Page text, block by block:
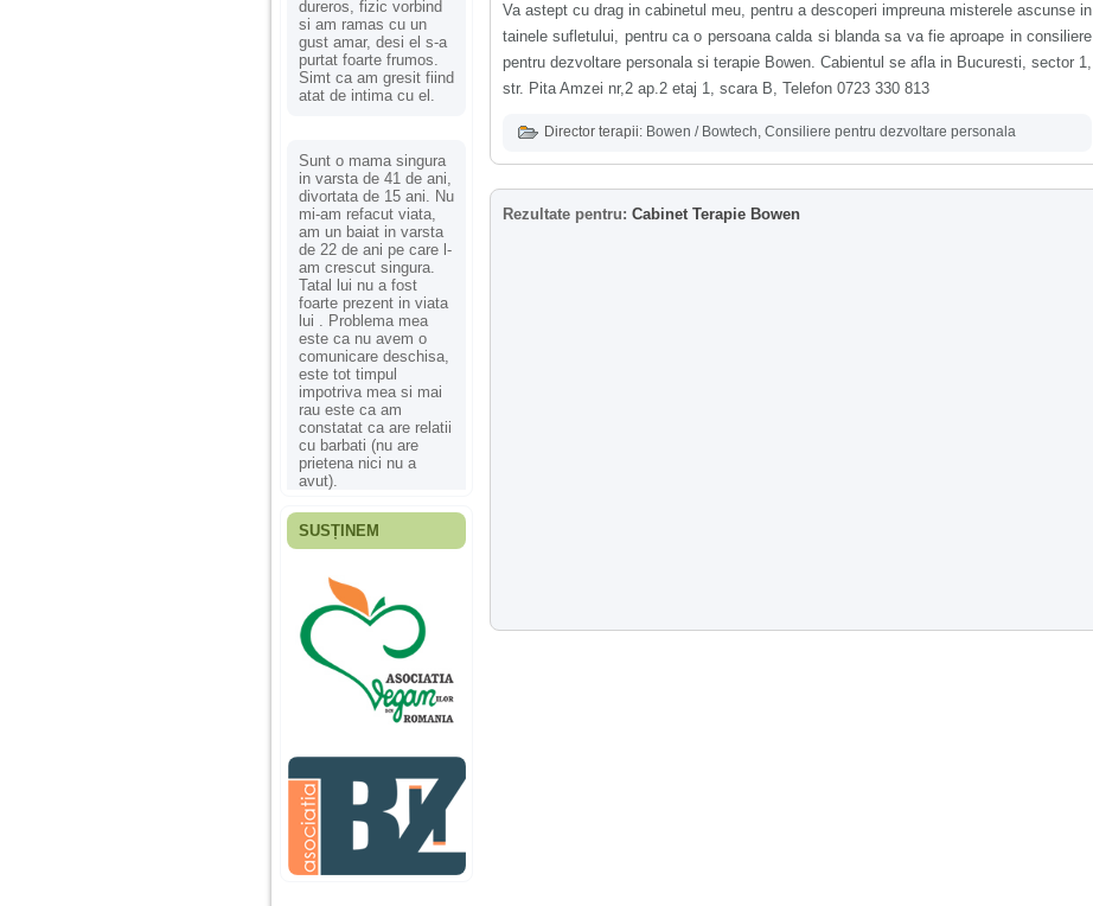
dureros, fizic vorbind
si am ramas cu un
gust amar, desi el s-a
purtat foarte frumos.
Simt ca am gresit fiind
atat de intima cu el.
Sunt o mama singura
in varsta de 41 de ani,
divortata de 15 ani. Nu
mi-am refacut viata,
am un baiat in varsta
de 22 de ani pe care l-
am crescut singura.
Tatal lui nu a fost
foarte prezent in viata
lui . Problema mea
este ca nu avem o
comunicare deschisa,
este tot timpul
impotriva mea si mai
rau este ca am
constatat ca are relatii
cu barbati (nu are
prietena nici nu a
avut).
Fiica mea s-a nascut
ani, privind in urma
realizez cat de multe
greseli am facut in
educatia si cresterea
ei, am fost o mama
egoista, preocupata
de implinirea
profesionala, cand ea
era mica am neglijat-
agresiva, orice
greseala era taxata cu
o palma sau pedepse.
De 4 ani am o relatie
serioasa cu un barbat
SUSȚINEM
Va astept cu drag in cabinetul meu, pentru a descoperi impreuna misterele ascunse in
tainele sufletului, pentru ca o persoana calda si blanda sa va fie aproape in consiliere
pentru dezvoltare personala si terapie Bowen. Cabientul se afla in Bucuresti, sector 1,
str. Pita Amzei nr,2 ap.2 etaj 1, scara B, Telefon 0723 330 813
Director terapii: Bowen / Bowtech, Consiliere pentru dezvoltare personala
Rezultate pentru: Cabinet Terapie Bowen